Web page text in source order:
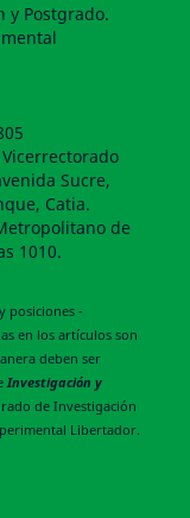
y Postgrado.
Sucre,
Catia.
de
1010.
posiciones -
en los artículos son
deben ser
Investigación y
de Investigación
Libertador.